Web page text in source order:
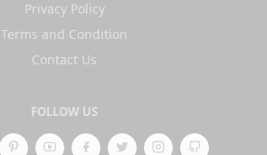
Privacy Policy
Terms and Condition
Contact Us
FOLLOW US